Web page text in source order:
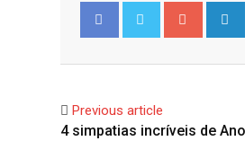
Google+
Previous article
4 simpatias incríveis de